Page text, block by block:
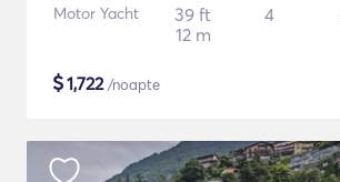
Motor Yacht
39 ft
12 m
4
$1,722/noapte